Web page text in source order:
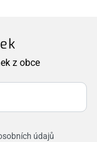
z obce
údajů